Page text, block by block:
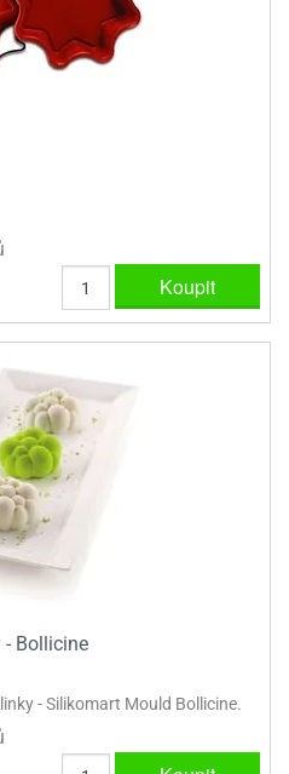
Koupit
Bollicine
- Silikomart Mould Bollicine.